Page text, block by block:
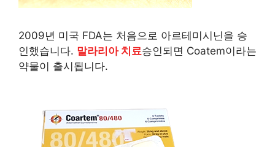
2009년 미국 FDA는 처음으로 아르테미시닌을 승
인했습니다. 말라리아 치료승인되면 Coatem이라는
약물이 출시됩니다.